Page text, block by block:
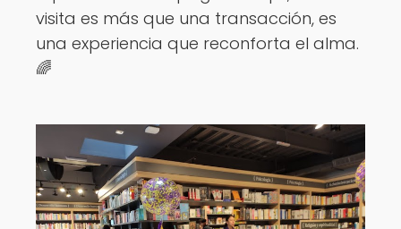
visita es más que una transacción, es
una experiencia que reconforta el alma.
🌈